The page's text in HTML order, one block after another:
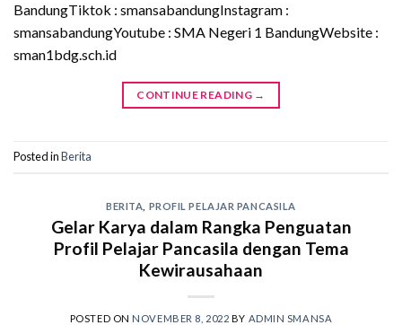
BandungTiktok : smansabandungInstagram :
smansabandungYoutube : SMA Negeri 1 BandungWebsite :
sman1bdg.sch.id
CONTINUE READING →
Posted inBerita
BERITA PROFIL PELAJAR PANCASILA
Gelar Karya dalam Rangka Penguatan
Profil Pelajar Pancasila dengan Tema
Kewirausahaan
POSTED ON NOVEMBER 8, 2022 BY ADMIN SMANSA